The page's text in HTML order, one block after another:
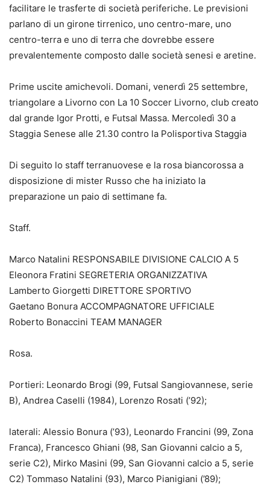
facilitare le trasferte di società periferiche. Le previsioni
parlano di un girone tirrenico, uno centro-mare, uno
centro-terra e uno di terra che dovrebbe essere
prevalentemente composto dalle società senesi e aretine.
Prime uscite amichevoli. Domani, venerdì 25 settembre,
triangolare a Livorno con La 10 Soccer Livorno, club creato
dal grande Igor Protti, e Futsal Massa. Mercoledì 30 a
Staggia Senese alle 21.30 contro la Polisportiva Staggia
Di seguito lo staff terranuovese e la rosa biancorossa a
disposizione di mister Russo che ha iniziato la
preparazione un paio di settimane fa.
Staff.
Marco Natalini RESPONSABILE DIVISIONE CALCIO A 5
Eleonora Fratini SEGRETERIA ORGANIZZATIVA
Lamberto Giorgetti DIRETTORE SPORTIVO
Gaetano Bonura ACCOMPAGNATORE UFFICIALE
Roberto Bonaccini TEAM MANAGER
Rosa.
Portieri: Leonardo Brogi (99, Futsal Sangiovannese, serie
B), Andrea Caselli (1984), Lorenzo Rosati (’92);
laterali: Alessio Bonura (’93), Leonardo Francini (99, Zona
Franca), Francesco Ghiani (98, San Giovanni calcio a 5,
serie C2), Mirko Masini (99, San Giovanni calcio a 5, serie
C2) Tommaso Natalini (93), Marco Pianigiani (’89);